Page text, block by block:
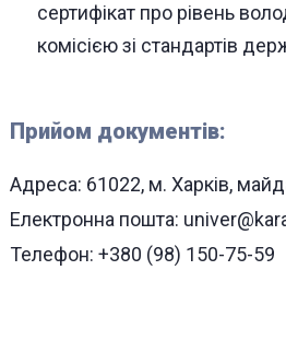
сертифікат про рівень
комісією зі стандартів
Прийом документів:
Адреса: 61022, м. Харків,
Електронна пошта:
Телефон: +380 (98) 150-75-59